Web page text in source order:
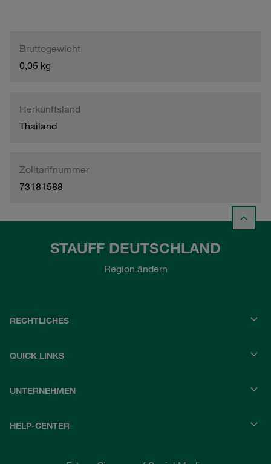
Bruttogewicht
0,05 kg
Herkunftsland
Thailand
Zolltarifnummer
73181588
STAUFF DEUTSCHLAND
Region ändern
RECHTLICHES
QUICK LINKS
UNTERNEHMEN
HELP-CENTER